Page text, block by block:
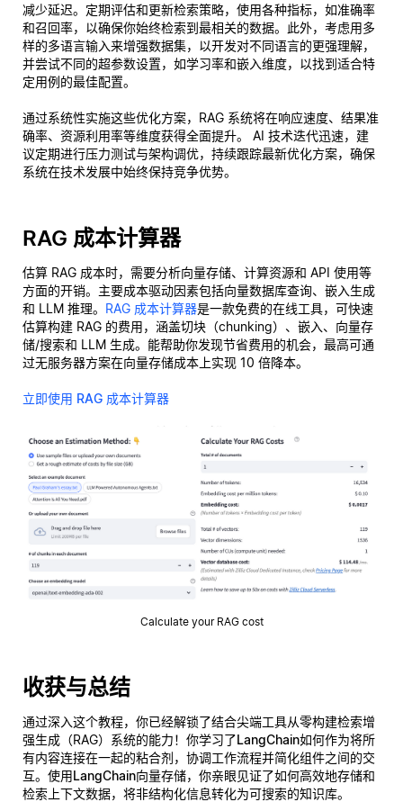
减少延迟。定期评估和更新检索策略，使用各种指标，如准确率
和召回率，以确保你始终检索到最相关的数据。此外，考虑用多
样的多语言输入来增强数据集，以开发对不同语言的更强理解，
并尝试不同的超参数设置，如学习率和嵌入维度，以找到适合特
定用例的最佳配置。
通过系统性实施这些优化方案，RAG 系统将在响应速度、结果准
确率、资源利用率等维度获得全面提升。 AI 技术迭代迅速，建
议定期进行压力测试与架构调优，持续跟踪最新优化方案，确保
系统在技术发展中始终保持竞争优势。
RAG 成本计算器
估算 RAG 成本时，需要分析向量存储、计算资源和 API 使用等
方面的开销。主要成本驱动因素包括向量数据库查询、嵌入生成
和 LLM 推理。 RAG 成本计算器是一款免费的在线工具，可快速
估算构建 RAG 的费用，涵盖切块（chunking）、嵌入、向量存
储/搜索和 LLM 生成。能帮助你发现节省费用的机会，最高可通
过无服务器方案在向量存储成本上实现 10 倍降本。
立即使用 RAG 成本计算器
Calculate your RAG cost
收获与总结
通过深入这个教程，你已经解锁了结合尖端工具从零构建检索增
强生成（RAG）系统的能力！你学习了LangChain如何作为将所
有内容连接在一起的粘合剂，协调工作流程并简化组件之间的交
互。使用LangChain向量存储，你亲眼见证了如何高效地存储和
检索上下文数据，将非结构化信息转化为可搜索的知识库。